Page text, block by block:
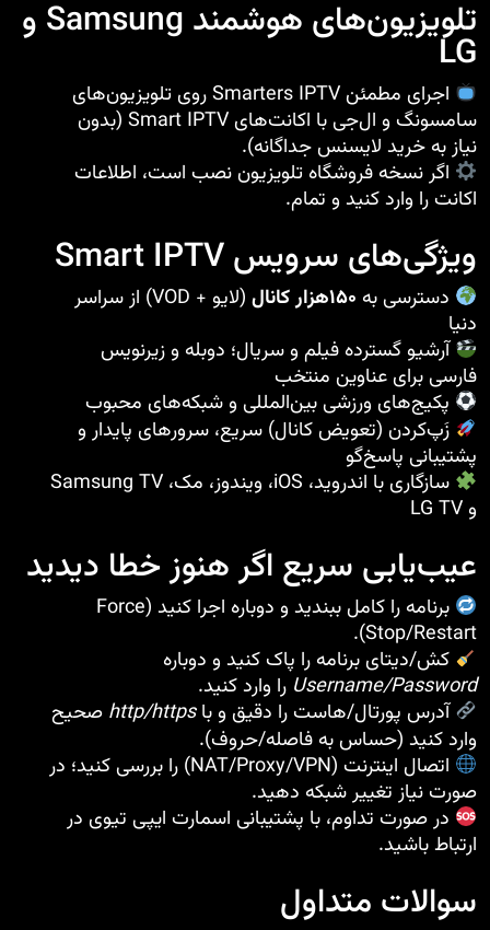
تلویزیون‌های هوشمند Samsung و
LG
اجرای مطمئن Smarters IPTV روی تلویزیون‌های
سامسونگ و ال‌جی با اکانت‌های Smart IPTV (بدون
نیاز به خرید لایسنس جداگانه).
اگر نسخه فروشگاه تلویزیون نصب است، اطلاعات
اکانت را وارد کنید و تمام.
ویژگی‌های سرویس Smart IPTV
دسترسی به ۱۵۰هزار کانال
(لایو + VOD) از سراسر
دنیا
آرشیو گسترده فیلم و سریال؛ دوبله و زیرنویس
فارسی برای عناوین منتخب
پکیج‌های ورزشی بین‌المللی و شبکه‌های محبوب
زَپ‌کردن (تعویض کانال) سریع، سرورهای پایدار و
پشتیبانی پاسخ‌گو
سازگاری با اندروید، iOS، ویندوز، مک، Samsung TV
و LG TV
عیب‌یابی سریع اگر هنوز خطا دیدید
برنامه را کامل ببندید و دوباره اجرا کنید (Force
Stop/Restart).
کش/دیتای برنامه را پاک کنید و دوباره
Username/Password را وارد کنید.
آدرس پورتال/هاست را دقیق و باhttp/https صحیح
وارد کنید (حساس به فاصله/حروف).
اتصال اینترنت (NAT/Proxy/VPN) را بررسی کنید؛ در
صورت نیاز تغییر شبکه دهید.
در صورت تداوم، با پشتیبانی اسمارت ایپی تیوی در
ارتباط باشید.
سوالات متداول